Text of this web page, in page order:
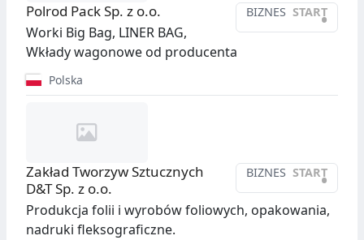
BIZNES START
•
Polrod Pack Sp. z o.o.
Worki Big Bag, LINER BAG,
Wkłady wagonowe od producenta
Polska
BIZNES START
•
Zakład Tworzyw Sztucznych
D&T Sp. z o.o.
Produkcja folii i wyrobów foliowych, opakowania,
nadruki fleksograficzne.